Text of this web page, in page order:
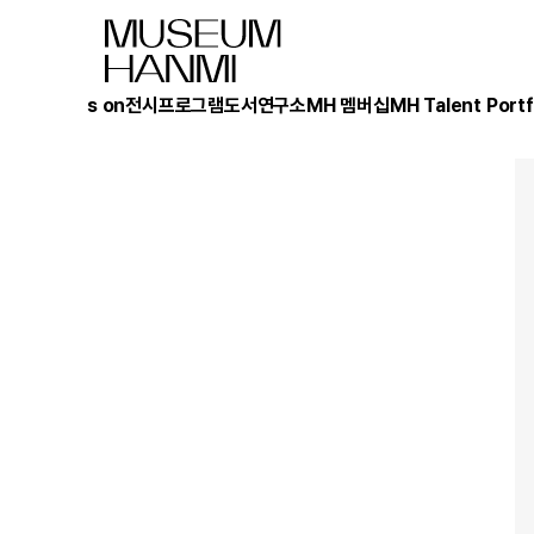
What's on전시 프로그램도서 연구소MH 멤버십MH Talent